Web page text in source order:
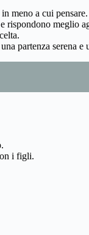
meno a cui pensare.
meglio
partenza serena e
i figli.